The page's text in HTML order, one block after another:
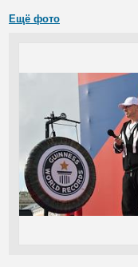
Ещё фото